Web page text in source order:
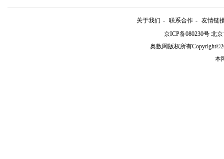
关于我们 - 联系合作 - 友情链
京ICP备080230号 北
奥数网版权所有
本